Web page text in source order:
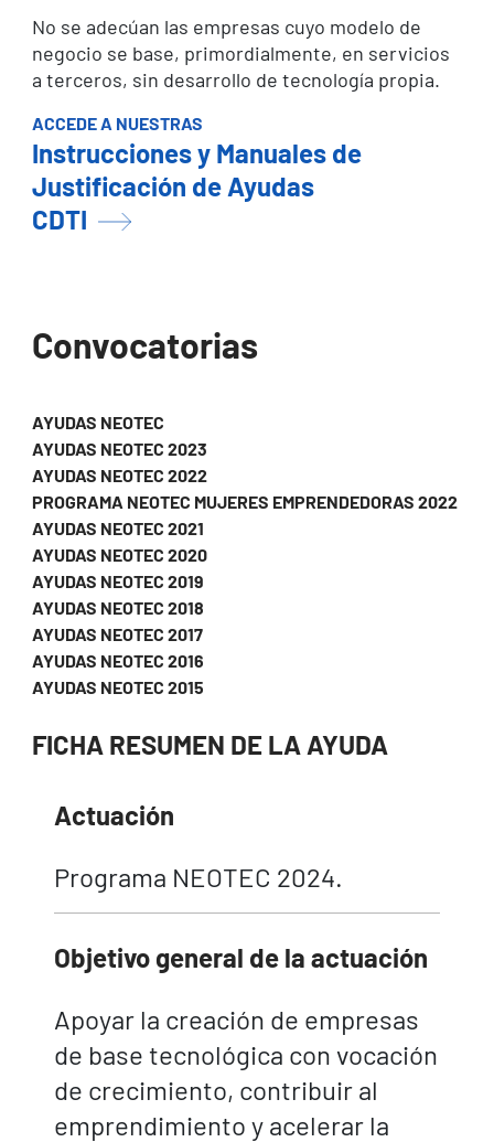
No se adecúan las empresas cuyo modelo de
negocio se base, primordialmente, en servicios
a terceros, sin desarrollo de tecnología propia.
ACCEDE A NUESTRAS
Instrucciones y Manuales de
Justificación de Ayudas
CDTI
Convocatorias
AYUDAS NEOTEC
AYUDAS NEOTEC 2023
AYUDAS NEOTEC 2022
PROGRAMA NEOTEC MUJERES EMPRENDEDORAS 2022
AYUDAS NEOTEC 2021
AYUDAS NEOTEC 2020
AYUDAS NEOTEC 2019
AYUDAS NEOTEC 2018
AYUDAS NEOTEC 2017
AYUDAS NEOTEC 2016
AYUDAS NEOTEC 2015
FICHA RESUMEN DE LA AYUDA
Actuación
Programa NEOTEC 2024.
Objetivo general de la actuación
Apoyar la creación de empresas
de base tecnológica con vocación
de crecimiento, contribuir al
emprendimiento y acelerar la